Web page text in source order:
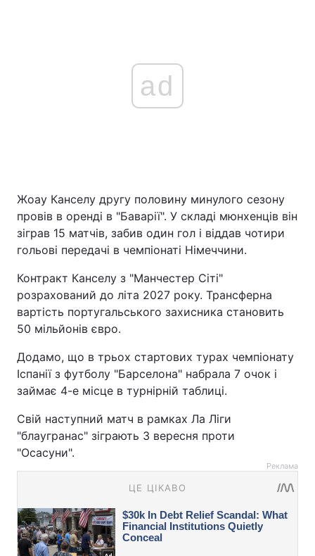
ad
Жоау Канселу другу половину минулого сезону
провів в оренді в "Баварії". У складі мюнхенців він
зіграв 15 матчів, забив один гол і віддав чотири
гольові передачі в чемпіонаті Німеччини.
Контракт Канселу з "Манчестер Сіті"
розрахований до літа 2027 року. Трансферна
вартість португальського захисника становить
50 мільйонів євро.
Додамо, що в трьох стартових турах чемпіонату
Іспанії з футболу "Барселона" набрала 7 очок і
займає 4-е місце в турнірній таблиці.
Свій наступний матч в рамках Ла Ліги
"блаугранас" зіграють 3 вересня проти
"Осасуни".
Реклама